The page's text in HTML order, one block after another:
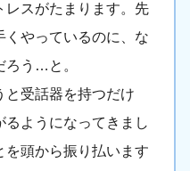
レスがたまります。先
くやっているのに、な
ろう…と。
と受話器を持つだけ
ようになってきまし
を頭から振り払います